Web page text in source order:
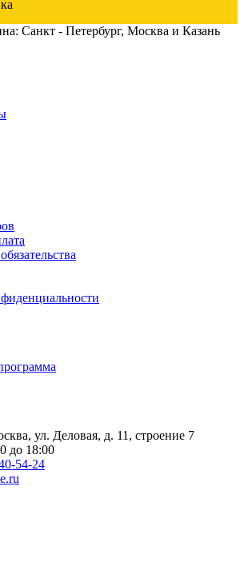
Санкт - Петербург, Москва и Казань
ул. Деловая, д. 11, строение 7
до 18:00
54-24